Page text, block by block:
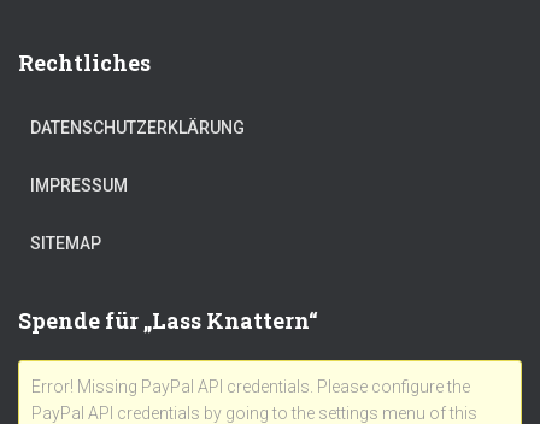
Rechtliches
DATENSCHUTZERKLÄRUNG
IMPRESSUM
SITEMAP
Spende für „Lass Knattern“
Error! Missing PayPal API credentials. Please configure the
PayPal API credentials by going to the settings menu of this